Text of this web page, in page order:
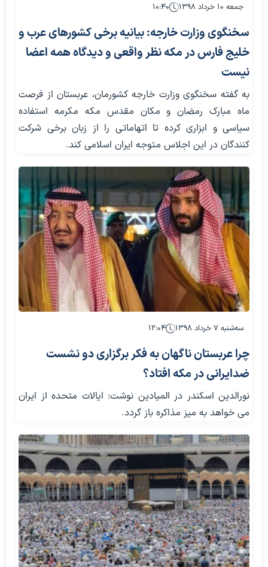
جمعه ۱۰ خرداد ۱۳۹۸ ۱۰:۴۰
سخنگوی وزارت خارجه: بیانیه‌ برخی کشورهای عرب و
خلیج فارس در مکه نظر واقعی و دیدگاه همه اعضا
نیست
به گفته سخنگوی وزارت خارجه کشورمان، عربستان از فرصت
ماه مبارک رمضان و مکان مقدس مکه مکرمه استفاده
سیاسی و ابزاری کرده تا اتهاماتی را از زبان برخی شرکت
کنندگان در این اجلاس متوجه ایران‌ اسلامی کند.
سه‌شنبه ۷ خرداد ۱۳۹۸ ۱۲:۰۴
چرا عربستان ناگهان به فکر برگزاری دو نشست
ضدایرانی در مکه افتاد؟
نورالدين اسكندر در المیادین نوشت: ایالات متحده از ایران
می خواهد به میز مذاکره باز گردد.